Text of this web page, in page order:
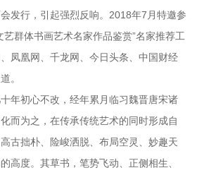
发行，引起强烈反响。2018年7月特邀参
艺群体书画艺术名家作品鉴赏”名家推荐工
凤凰网、千龙网、今日头条、中国财经
。
年初心不改，经年累月临习魏晋唐宋诸
而为之，在传承传统艺术的同时形成自
古拙朴、险峻洒脱、布局空灵、妙趣天
高度。其草书，笔势飞动、正侧相生、